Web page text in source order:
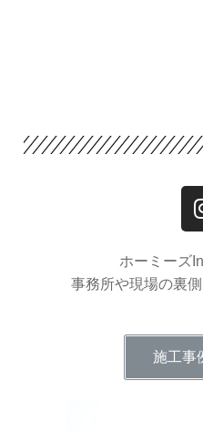
ホーミーズ
事務所や現場の裏
施工事